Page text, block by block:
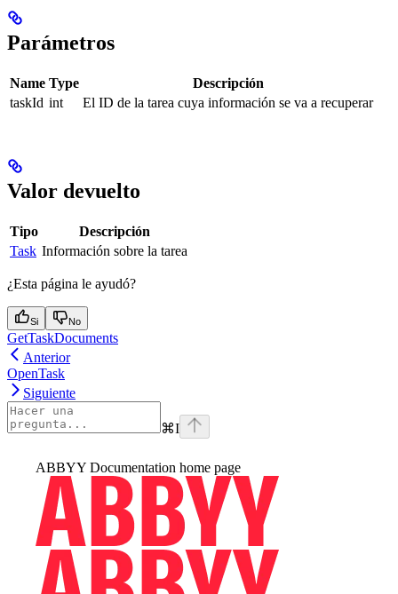
Parámetros
Name Type
Descripción
taskId int El ID de la tarea cuya información se va a recuperar
Valor devuelto
Tipo
Descripción
Task Información sobre la tarea
¿Esta página le ayudó?
Si No
GetTaskDocuments
Anterior
OpenTask
Siguiente
⌘I
ABBYY Documentation home page